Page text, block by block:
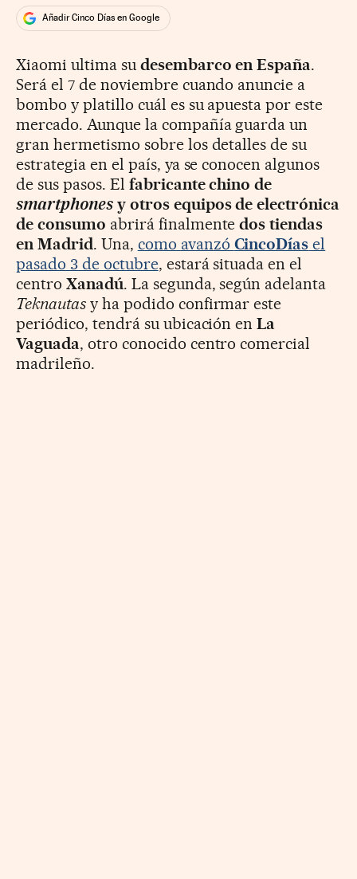
Añadir Cinco Días en Google
Xiaomi ultima su desembarco en España.
Será el 7 de noviembre cuando anuncie a
bombo y platillo cuál es su apuesta por este
mercado. Aunque la compañía guarda un
gran hermetismo sobre los detalles de su
estrategia en el país, ya se conocen algunos
de sus pasos. El fabricante chino de
smartphonesy otros equipos de electrónica
de consumo abrirá finalmentedos tiendas
en Madrid. Una, como avanzó CincoDías el
pasado 3 de octubre, estará situada en el
centro Xanadú. La segunda, según adelanta
Teknautasy ha podido confirmar este
periódico, tendrá su ubicación enLa
Vaguada, otro conocido centro comercial
madrileño.